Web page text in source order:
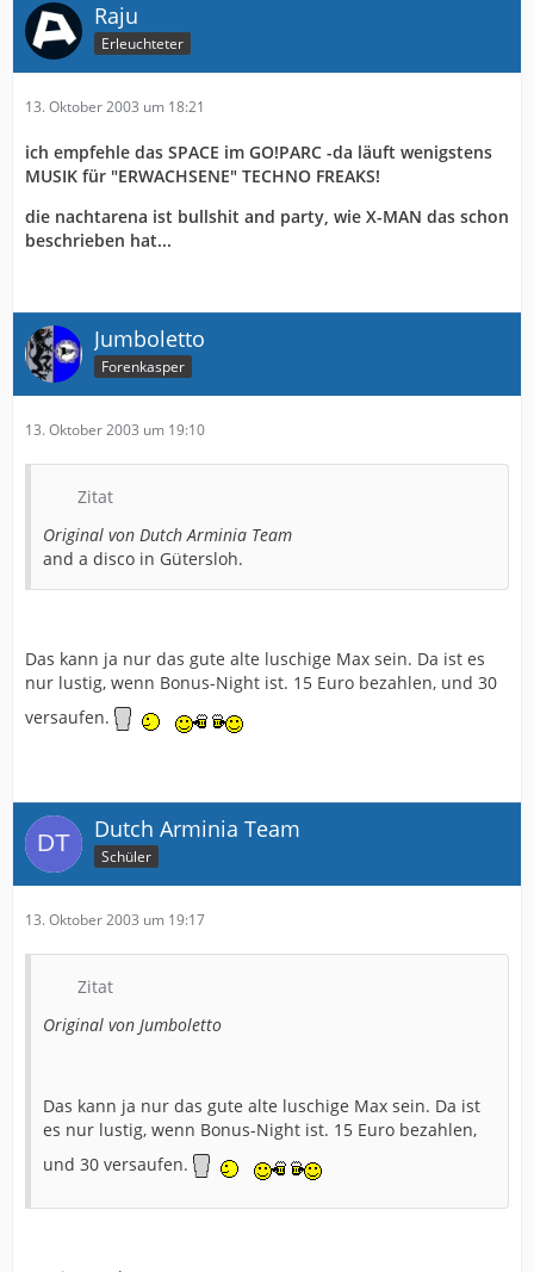
Raju
Erleuchteter
13. Oktober 2003 um 18:21
ich empfehle das SPACE im GO!PARC -da läuft wenigstens
MUSIK für "ERWACHSENE" TECHNO FREAKS!
die nachtarena ist bullshit and party, wie X-MAN das schon
beschrieben hat...
Jumboletto
Forenkasper
13. Oktober 2003 um 19:10
Zitat
Original von Dutch Arminia Team
and a disco in Gütersloh.
Das kann ja nur das gute alte luschige Max sein. Da ist es
nur lustig, wenn Bonus-Night ist. 15 Euro bezahlen, und 30
versaufen.
Dutch Arminia Team
Schüler
13. Oktober 2003 um 19:17
Zitat
Original von Jumboletto
Das kann ja nur das gute alte luschige Max sein. Da ist
es nur lustig, wenn Bonus-Night ist. 15 Euro bezahlen,
und 30 versaufen.